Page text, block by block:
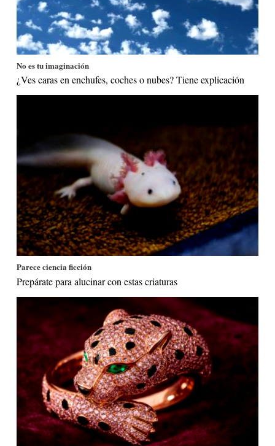
No es tu imaginación
¿Ves caras en enchufes, coches o nubes? Tiene explicación
Parece ciencia ficción
Prepárate para alucinar con estas criaturas